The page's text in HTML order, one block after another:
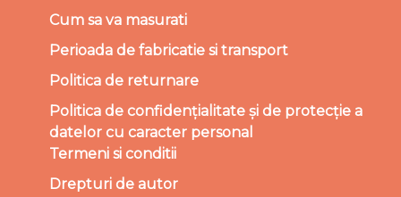
Cum sa va masurati
Perioada de fabricatie si transport
Politica de returnare
Politica de confidențialitate și de protecție a
datelor cu caracter personal
Termeni si conditii
Drepturi de autor